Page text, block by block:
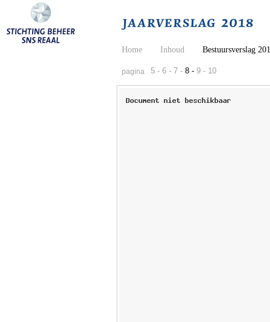
pagina 5 - 6 - 7 - 8 - 9 - 10
Home Inhoud Bestuursverslag